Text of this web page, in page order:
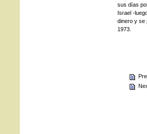
sus días
Israel -
dinero y se
1973.